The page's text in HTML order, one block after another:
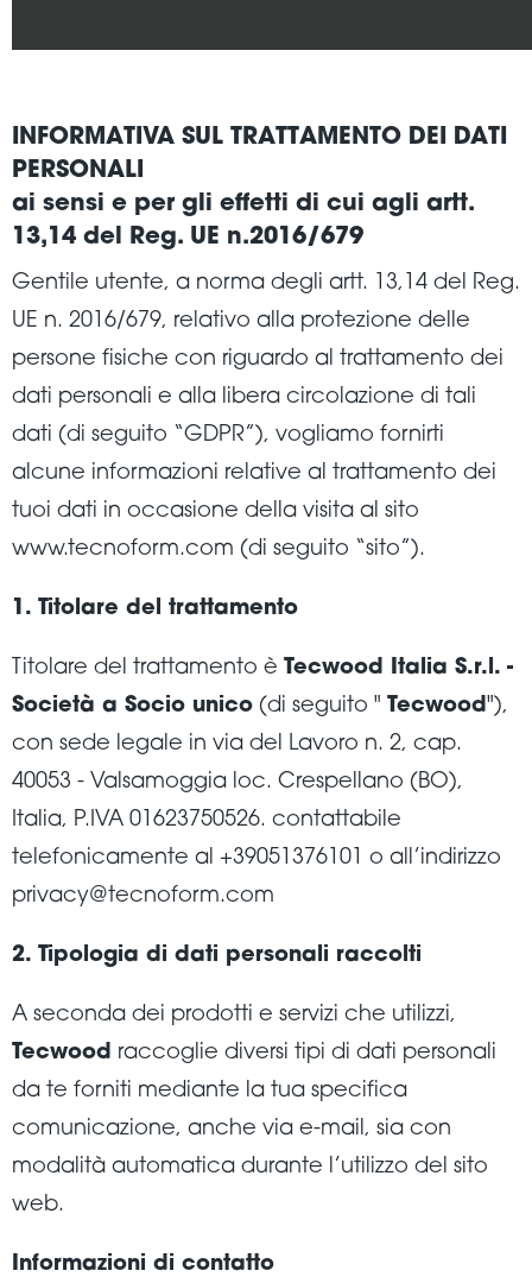
INFORMATIVA SUL TRATTAMENTO DEI DATI
PERSONALI
ai sensi e per gli effetti di cui agli artt.
13,14 del Reg. UE n.2016/679
Gentile utente, a norma degli artt. 13,14 del Reg.
UE n. 2016/679, relativo alla protezione delle
persone fisiche con riguardo al trattamento dei
dati personali e alla libera circolazione di tali
dati (di seguito “GDPR”), vogliamo fornirti
alcune informazioni relative al trattamento dei
tuoi dati in occasione della visita al sito
www.tecnoform.com (di seguito “sito”).
1. Titolare del trattamento
Titolare del trattamento è Tecwood Italia S.r.l. -
Società a Socio unico (di seguito " Tecwood"),
con sede legale in via del Lavoro n. 2, cap.
40053 - Valsamoggia loc. Crespellano (BO),
Italia, P.IVA 01623750526. contattabile
telefonicamente al +39051376101 o all’indirizzo
privacy@tecnoform.com
2. Tipologia di dati personali raccolti
A seconda dei prodotti e servizi che utilizzi,
Tecwood raccoglie diversi tipi di dati personali
da te forniti mediante la tua specifica
comunicazione, anche via e-mail, sia con
modalità automatica durante l’utilizzo del sito
web.
Informazioni di contatto